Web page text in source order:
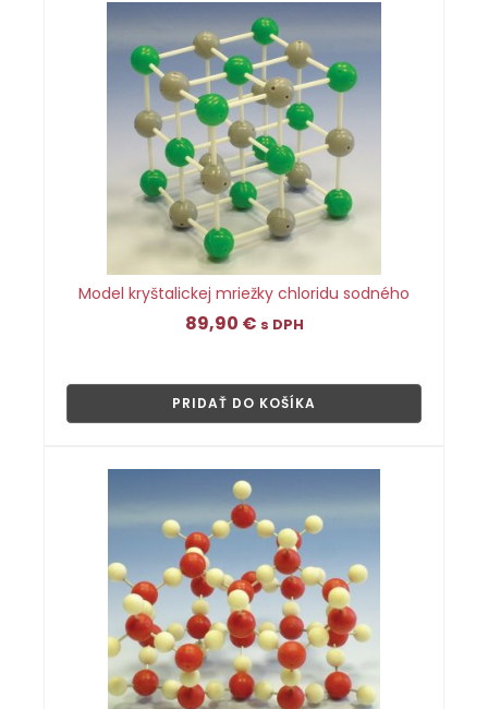
Model kryštalickej mriežky chloridu sodného
89,90 € s DPH
PRIDAŤ DO KOŠÍKA